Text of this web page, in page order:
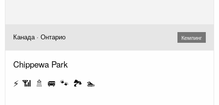
Канада · Онтарио Кемпинг
Chippewa Park
⚡ 📶 🚿 🚐 🐾 🏞️ 🏊